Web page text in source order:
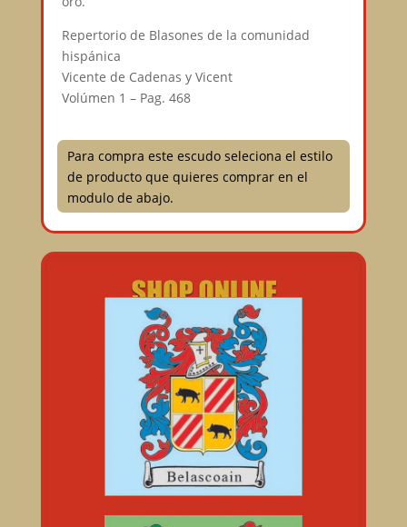
Repertorio de Blasones de la comunidad
hispánica
Vicente de Cadenas y Vicent
Volúmen 1 – Pag. 468
Para compra este escudo seleciona el estilo
de producto que quieres comprar en el
modulo de abajo.